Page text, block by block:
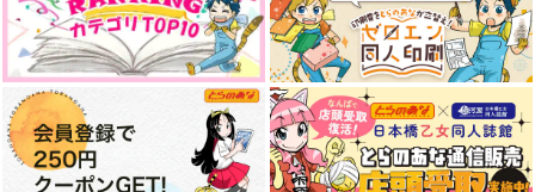
綺麗
玉結び協会
1,100円（税込）
Beautiful Heroes2
マグナム9
1,572円（税込）
WANT,WANT,WANT 2
たぴおかみるく
944円（税込）
ビーマ×ドゥリーヨダナ
専売 880円（税込）
Fate/Grand Order
インドラ
アルジュナ
サンプル
カート